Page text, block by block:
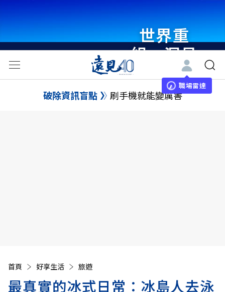
世界重
組・洞見
未來 與
世界領袖
職場雷達
破除資訊盲點 刷手機就能變厲害
首頁 好享生活 旅遊
最真實的冰式日常：冰島人去泳